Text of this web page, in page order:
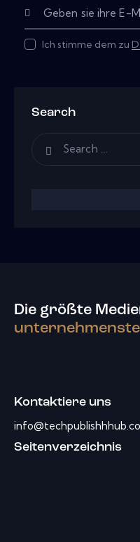
Ich stimme dem zu
Search
Die größte
Kontaktiere uns
Seitenverzeichnis